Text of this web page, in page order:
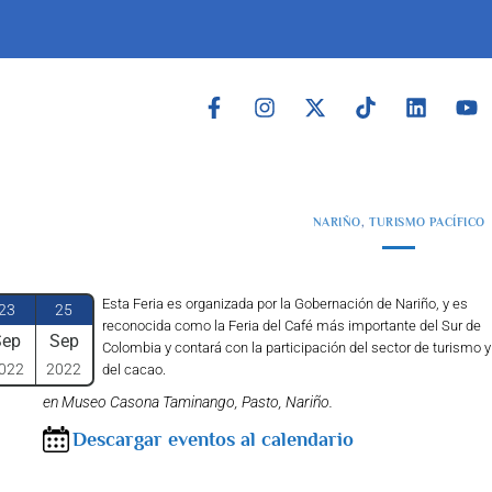
NARIÑO,TURISMO PACÍFICO
25
Sep
2022
Esta Feria es organizada por la Gobernación de Nariño, y es
reconocida como la Feria del Café más importante del Sur de
Colombia y contará con la participación del sector de turismo y
del cacao.
en Museo Casona Taminango, Pasto, Nariño.
Descargar eventos al calendario